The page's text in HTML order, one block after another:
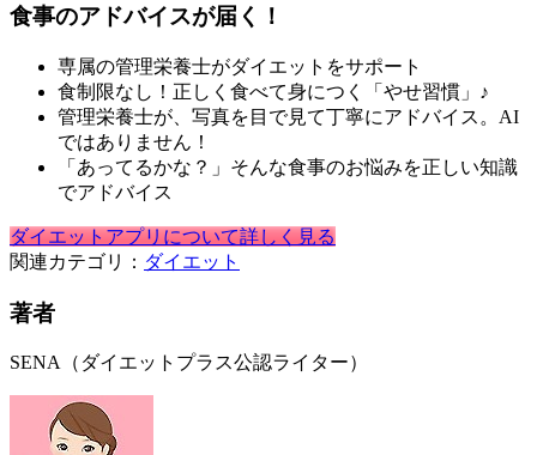
食事のアドバイスが届く！
専属の管理栄養士がダイエットをサポート
食制限なし！正しく食べて身につく「やせ習慣」♪
管理栄養士が、写真を目で見て丁寧にアドバイス。AI
ではありません！
「あってるかな？」そんな食事のお悩みを正しい知識
でアドバイス
ダイエットアプリについて詳しく見る
関連カテゴリ： ダイエット
著者
SENA（ダイエットプラス公認ライター）